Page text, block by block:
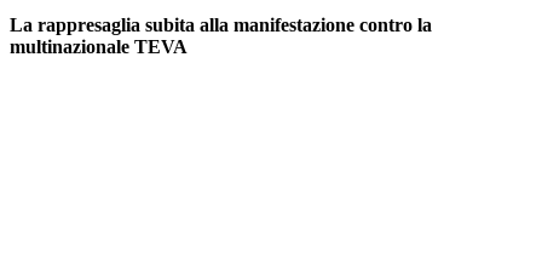
La rappresaglia subita alla manifestazione contro la
multinazionale TEVA